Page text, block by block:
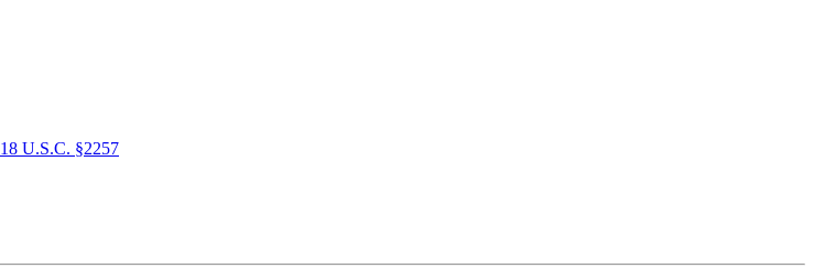
18 U.S.C. §2257